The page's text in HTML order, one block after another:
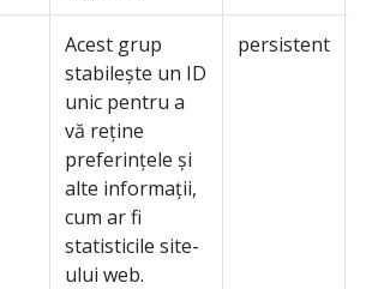
Acest grup
stabilește un ID
unic pentru a
vă reține
preferințele și
alte informații,
cum ar fi
statisticile site-
ului web.
persistent